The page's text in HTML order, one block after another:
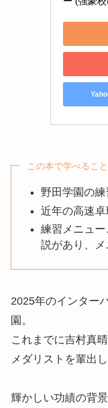
この本で学べること
野田学園の
近年の高速
練習メニュ
説があり、
2025年のインター
園。
これまでに吉村真
メダリストを輩出
輝かしい功績の背